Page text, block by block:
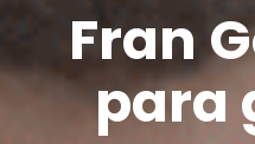
Fran
para